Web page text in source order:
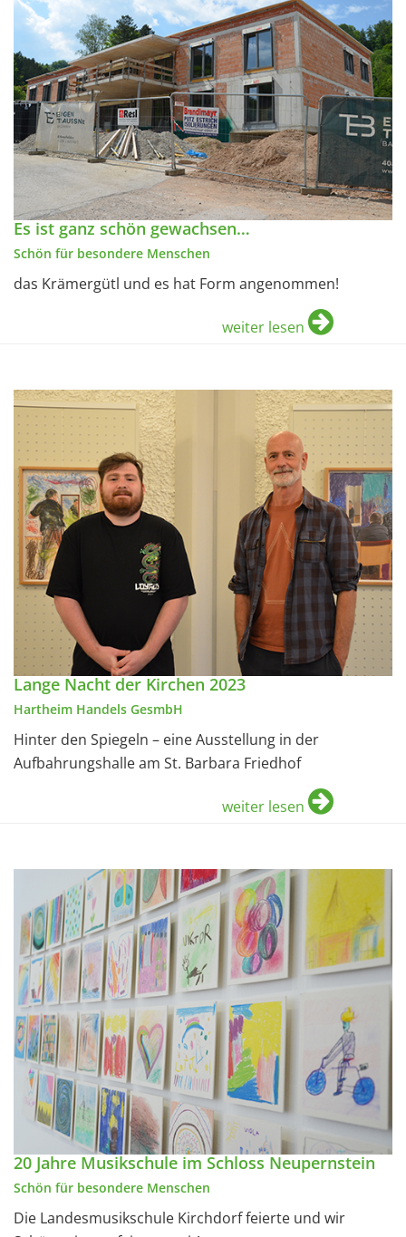
Es ist ganz schön gewachsen…
Schön für besondere Menschen
das Krämergütl und es hat Form angenommen!
weiter lesen
Lange Nacht der Kirchen 2023
Hartheim Handels GesmbH
Hinter den Spiegeln – eine Ausstellung in der
Aufbahrungshalle am St. Barbara Friedhof
weiter lesen
20 Jahre Musikschule im Schloss Neupernstein
Schön für besondere Menschen
Die Landesmusikschule Kirchdorf feierte und wir